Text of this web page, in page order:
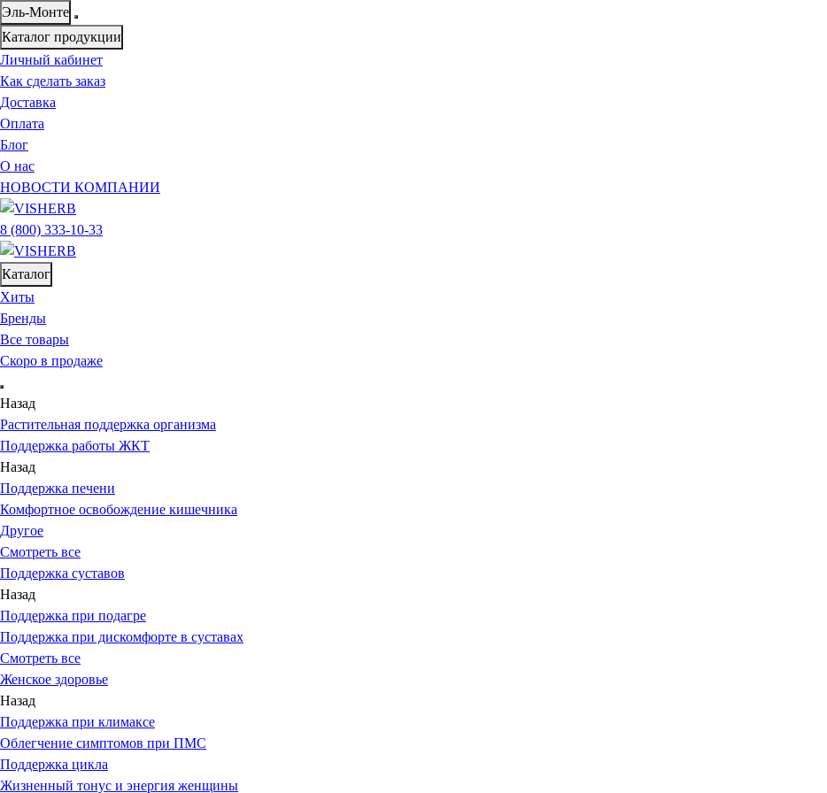
Эль-Монте
Каталог продукции
Личный кабинет
Как сделать заказ
Доставка
Оплата
Блог
О нас
НОВОСТИ КОМПАНИИ
8 (800) 333-10-33
Каталог
Хиты
Бренды
Все товары
Скоро в продаже
Назад
Растительная поддержка организма
Поддержка работы ЖКТ
Назад
Поддержка печени
Комфортное освобождение кишечника
Другое
Смотреть все
Поддержка суставов
Назад
Поддержка при подагре
Поддержка при дискомфорте в суставах
Смотреть все
Женское здоровье
Назад
Поддержка при климаксе
Облегчение симптомов при ПМС
Поддержка цикла
Жизненный тонус и энергия женщины